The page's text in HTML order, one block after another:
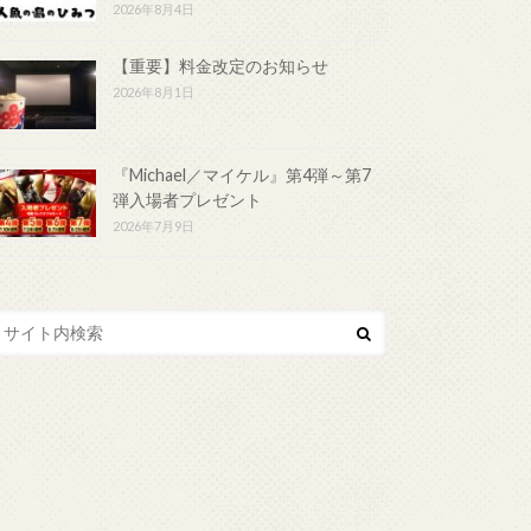
2026年8月4日
【重要】料金改定のお知らせ
2026年8月1日
『Michael／マイケル』第4弾～第7
弾入場者プレゼント
2026年7月9日